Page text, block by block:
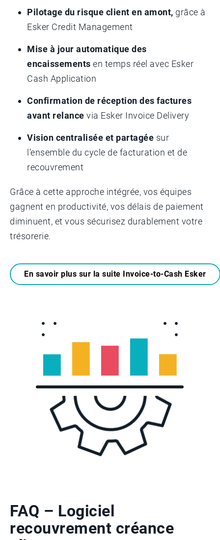
Pilotage du risque client en amont, grâce à
Esker Credit Management
Mise à jour automatique des
encaissements en temps réel avec Esker
Cash Application
Confirmation de réception des factures
avant relance via Esker Invoice Delivery
Vision centralisée et partagée sur
l’ensemble du cycle de facturation et de
recouvrement
Grâce à cette approche intégrée, vos équipes
gagnent en productivité, vos délais de paiement
diminuent, et vous sécurisez durablement votre
trésorerie.
En savoir plus sur la suite Invoice-to-Cash Esker
FAQ – Logiciel
recouvrement créance